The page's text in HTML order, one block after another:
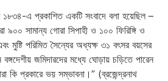
এ প্রকাশিত একটি সংবাদে বলা হয়েছিল –
সামান্য গোরা সিপাহী ও ১০০ ফিরিঙ্গি ও
মুষ্টি পরিমিত সৈন্যের অধ্যক্ষ ৩১ বৎসর বয়সের
জমিদারদের মধ্যে ঘোড়ায় চড়িতে পারেন
কি প্রকারে ভয় সম্ভাবনা।” (ব্রজেন্দ্রনাথ